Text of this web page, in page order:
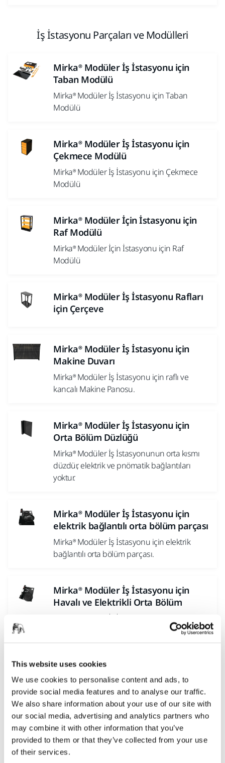
This website uses cookies
We use cookies to personalise content and ads, to
provide social media features and to analyse our traffic.
We also share information about your use of our site with
our social media, advertising and analytics partners who
may combine it with other information that you’ve
provided to them or that they’ve collected from your use
of their services.
İş İstasyonu Parçaları ve Modülleri
Mirka® Modüler İş İstasyonu için
Taban Modülü
Mirka® Modüler İş İstasyonu için Taban
Modülü
Mirka® Modüler İş İstasyonu için
Çekmece Modülü
Mirka® Modüler İş İstasyonu için Çekmece
Modülü
Mirka® Modüler İçin İstasyonu için
Raf Modülü
Mirka® Modüler İçin İstasyonu için Raf
Modülü
Mirka® Modüler İş İstasyonu Rafları
için Çerçeve
Mirka® Modüler İş İstasyonu için
Makine Duvarı
Mirka® Modüler İş İstasyonu için raflı ve
kancalı Makine Panosu.
Mirka® Modüler İş İstasyonu için
Orta Bölüm Düzlüğü
Mirka® Modüler İş İstasyonunun orta kısmı
düzdür, elektrik ve pnömatik bağlantıları
yoktur.
Mirka® Modüler İş İstasyonu için
elektrik bağlantılı orta bölüm parçası
Mirka® Modüler İş İstasyonu için elektrik
bağlantılı orta bölüm parçası.
Mirka® Modüler İş İstasyonu için
Havalı ve Elektrikli Orta Bölüm
Mirka® Modüler İş İstasyonunu Orta Bölüm
kısmı Elektrik ve havalı bağlantılarla
Daha fazla göster
İş İstasyonu II
Tekerlekler Üzerinde Verimlilik